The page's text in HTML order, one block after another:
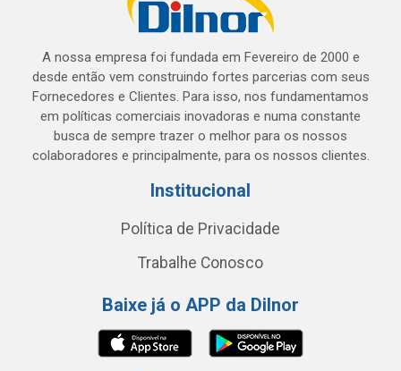
A nossa empresa foi fundada em Fevereiro de 2000 e
desde então vem construindo fortes parcerias com seus
Fornecedores e Clientes. Para isso, nos fundamentamos
em políticas comerciais inovadoras e numa constante
busca de sempre trazer o melhor para os nossos
colaboradores e principalmente, para os nossos clientes.
Institucional
Política de Privacidade
Trabalhe Conosco
Baixe já o APP da Dilnor